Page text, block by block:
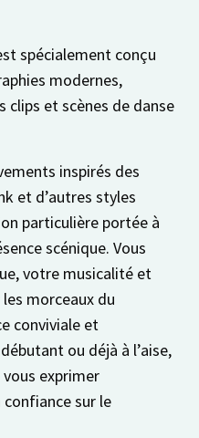
spécialement conçu
modernes,
clips et scènes de danse
inspirés des
et d’autres styles
particulière portée à
scénique. Vous
votre musicalité et
morceaux du
conviviale et
ou déjà à l’aise,
exprimer
sur le